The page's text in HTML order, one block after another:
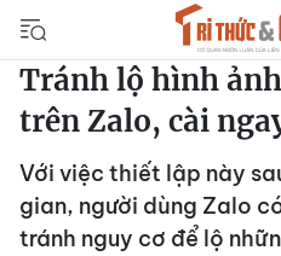
Tránh lộ hình
trên Zalo, cài
Với việc thiết lập này
gian, người dùng Zalo
tránh nguy cơ để lộ